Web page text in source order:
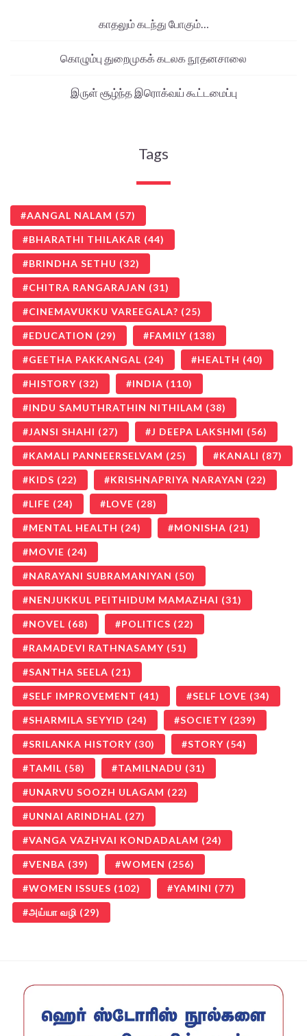
காதலும் கடந்து போகும்…
கொழும்பு துறைமுகக் கடலக நூதனசாலை
இருள் சூழ்ந்த இரொக்வய் கூட்டமைப்பு
Tags
AANGAL NALAM (57)
BHARATHI THILAKAR (44)
BRINDHA SETHU (32)
CHITRA RANGARAJAN (31)
CINEMAVUKKU VAREEGALA? (25)
EDUCATION (29) FAMILY (138)
GEETHA PAKKANGAL (24) HEALTH (40)
HISTORY (32) INDIA (110)
INDU SAMUTHRATHIN NITHILAM (38)
JANSI SHAHI (27) J DEEPA LAKSHMI (56)
KAMALI PANNEERSELVAM (25) KANALI (87)
KIDS (22) KRISHNAPRIYA NARAYAN (22)
LIFE (24) LOVE (28)
MENTAL HEALTH (24) MONISHA (21)
MOVIE (24)
NARAYANI SUBRAMANIYAN (50)
NENJUKKUL PEITHIDUM MAMAZHAI (31)
NOVEL (68) POLITICS (22)
RAMADEVI RATHNASAMY (51)
SANTHA SEELA (21)
SELF IMPROVEMENT (41) SELF LOVE (34)
SHARMILA SEYYID (24) SOCIETY (239)
SRILANKA HISTORY (30) STORY (54)
TAMIL (58) TAMILNADU (31)
UNARVU SOOZH ULAGAM (22)
UNNAI ARINDHAL (27)
VANGA VAZHVAI KONDADALAM (24)
VENBA (39) WOMEN (256)
WOMEN ISSUES (102) YAMINI (77)
அய்யா வழி (29)